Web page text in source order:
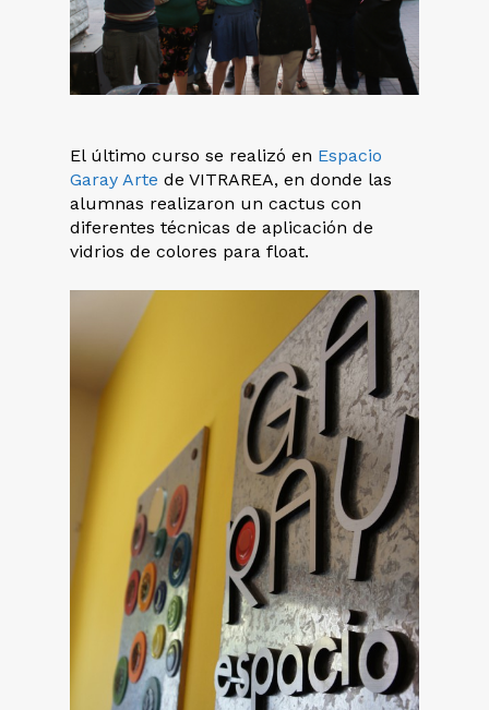
El último curso se realizó en Espacio
Garay Arte de VITRAREA, en donde las
alumnas realizaron un cactus con
diferentes técnicas de aplicación de
vidrios de colores para float.